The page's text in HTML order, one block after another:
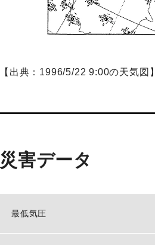
【出典：1996/5/22 9:00の天気図】
災害データ
最低気圧